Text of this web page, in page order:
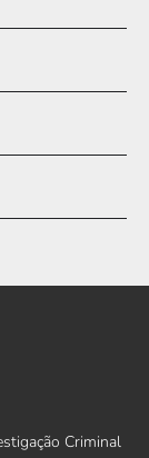
Criminal